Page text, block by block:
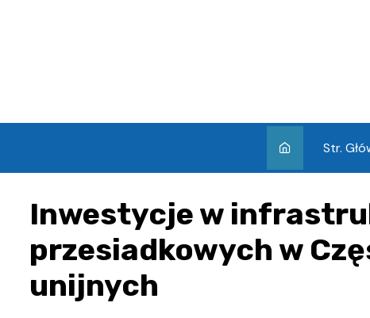
Str.
Inwestycje w
przesiadkowych w
unijnych